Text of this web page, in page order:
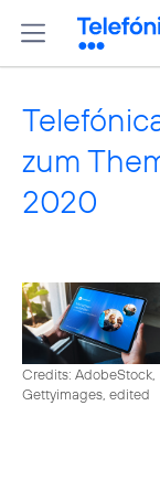
zum
2020
Credits: AdobeStock,
Gettyimages, edited